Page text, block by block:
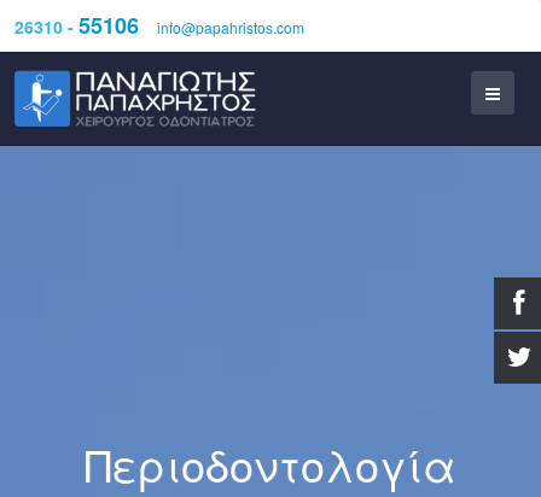
26310 - 55106 info@papahristos.com
Περιοδοντολογία